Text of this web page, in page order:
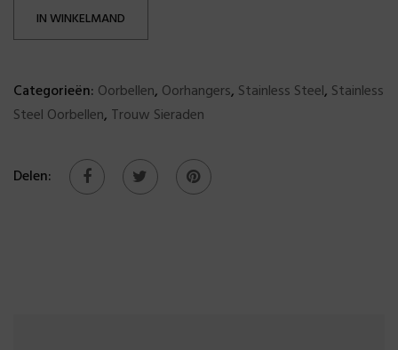
IN WINKELMAND
Categorieën: Oorbellen, Oorhangers, Stainless Steel, Stainless
Steel Oorbellen, Trouw Sieraden
Delen: